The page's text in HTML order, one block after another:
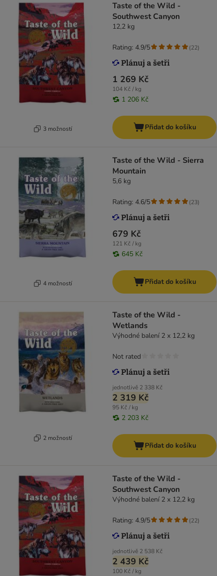
3 možností
Taste of the Wild -
Southwest Canyon
12,2 kg
1 269 Kč
104 Kč / kg
1 206 Kč
Rating: 4.9/5 (22)
Přidat do košíku
4 možností
Taste of the Wild - Sierra
Mountain
5,6 kg
679 Kč
121 Kč / kg
645 Kč
Rating: 4.6/5 (23)
Přidat do košíku
2 možností
Taste of the Wild -
Wetlands
Výhodné balení 2 x 12,2 kg
jednotlivě 2 338 Kč
2 319 Kč
95 Kč / kg
2 203 Kč
Not rated
Přidat do košíku
Taste of the Wild -
Southwest Canyon
Výhodné balení 2 x 12,2 kg
jednotlivě 2 538 Kč
2 439 Kč
100 Kč / kg
Rating: 4.9/5 (22)